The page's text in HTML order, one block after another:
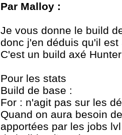
Par Malloy :
Je vous donne le build
donc j'en déduis qu'il
C'est un build axé Hunter
Pour les stats
Build de base :
For : n'agit pas sur les
Quand on aura besoin
apportées par les jobs